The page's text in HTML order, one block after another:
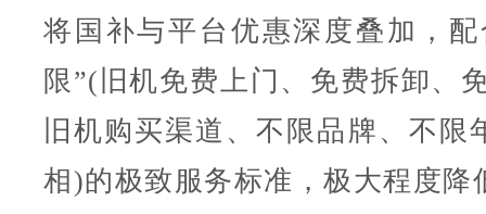
将国补与平台优惠深度叠加，
限”(旧机免费上门、免费拆卸、
旧机购买渠道、不限品牌、不限
相)的极致服务标准，极大程度降